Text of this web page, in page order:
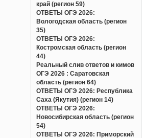
край (регион 59)
ОТВЕТЫ ОГЭ 2026:
Вологодская область (регион
35)
ОТВЕТЫ ОГЭ 2026:
Костромская область (регион
44)
Реальный слив ответов и кимов
ОГЭ 2026 : Саратовская
область (регион 64)
ОТВЕТЫ ОГЭ 2026: Республика
Саха (Якутия) (регион 14)
ОТВЕТЫ ОГЭ 2026:
Новосибирская область (регион
54)
ОТВЕТЫ ОГЭ 2026: Приморский